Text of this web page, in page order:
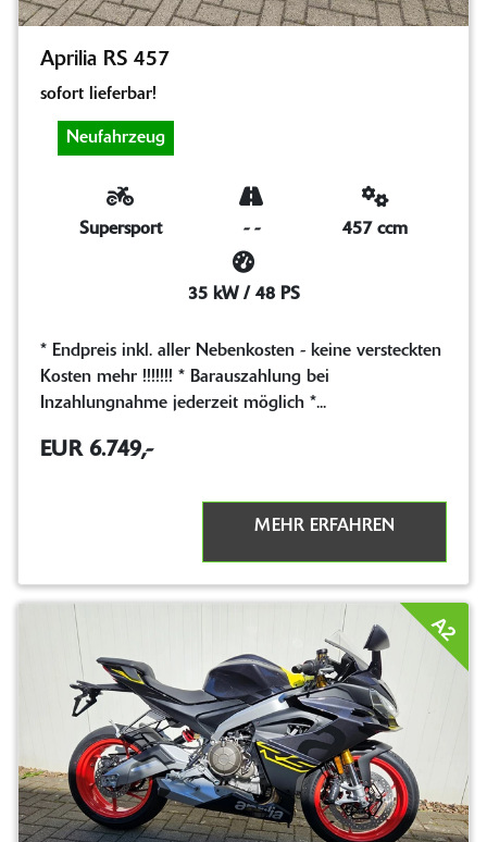
Aprilia RS 457
sofort lieferbar!
Neufahrzeug
Supersport - - 457 ccm
35 kW / 48 PS
* Endpreis inkl. aller Nebenkosten - keine versteckten
Kosten mehr !!!!!!! * Barauszahlung bei
Inzahlungnahme jederzeit möglich *...
EUR 6.749,-
MEHR ERFAHREN
A2